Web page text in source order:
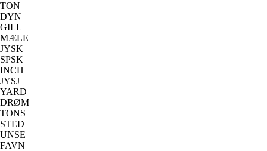
TON
DYN
GILL
MÆLE
JYSK
SPSK
INCH
JYSJ
YARD
DRØM
TONS
STED
UNSE
FAVN